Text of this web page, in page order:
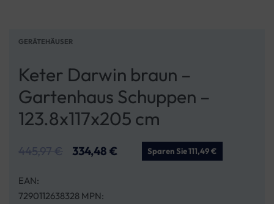
GERÄTEHÄUSER
Keter Darwin braun –
Gartenhaus Schuppen –
123.8x117x205 cm
445,97€ 334,48 € Sparen Sie 111,49 €
EAN:
7290112638328 MPN: